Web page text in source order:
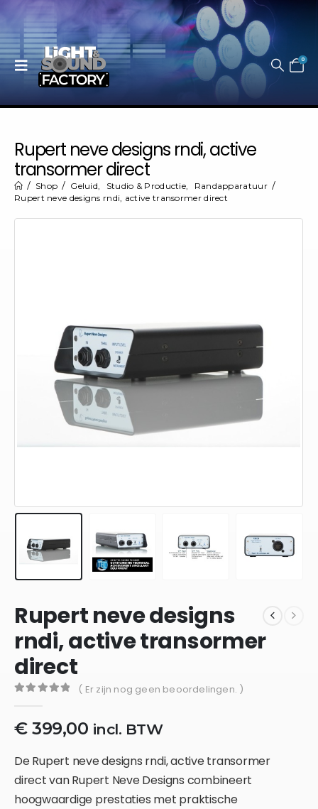
0
Rupert neve designs rndi, active
transormer direct
Shop Geluid, Studio & Productie,
Randapparatuur
Rupert neve designs rndi, active transormer direct
Rupert neve designs
rndi, active transormer
direct
( Er zijn nog geen beoordelingen. )
€399,00 incl. BTW
De Rupert neve designs rndi, active transormer
direct van Rupert Neve Designs combineert
hoogwaardige prestaties met praktische